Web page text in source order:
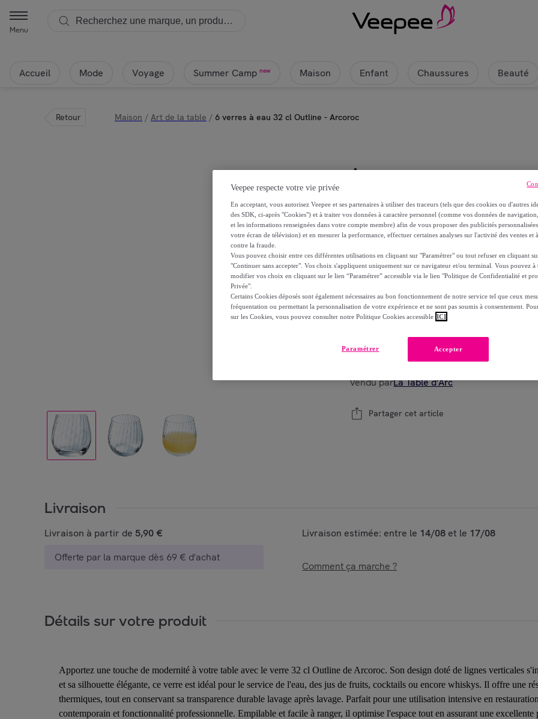
Menu
Accueil Mode Voyage Summer Camp new Maison Enfant Chaussures Beauté
Retour Maison / Art de la table / 6 verres à eau 32 cl Outline - Arcoroc
Arcoroc
6 verres à eau 32 cl Outline -
15,40 €
19,20 €
-19%
6 verres à eau 32 cl Outline -
1 Ajouter au panier
Vendu parLa Table d'Arc
Partager cet article
Livraison
Livraison à partir de 5,90 €
Offerte par la marque dès 69 € d'achat
Livraison estimée: entre le 14/08 et le 17/08
Comment ça marche ?
Détails sur votre produit
Apportez une touche de modernité à votre table avec le verre 32 cl Outline de Arcoroc. Son design doté de lignes verticales
et sa silhouette élégante, ce verre est idéal pour le service de l'eau, des jus de fruits, cocktails ou encore whiskys. Il offre une
thermiques, tout en conservant sa transparence durable lavage après lavage. Parfait pour une utilisation intensive en
contemporain et fonctionnalité professionnelle. Empilable et facile à ranger, il optimise l'espace tout en assurant une
Veepee respecte votre vie privée
En acceptant, vous autorisez Veepee et ses partenaires à utiliser des traceurs (tels que des cookies ou d'autres
des SDK, ci-après "Cookies") et à traiter vos données à caractère personnel (comme vos données de
et les informations renseignées dans votre compte membre) afin de vous proposer des publicités
votre écran de télévision) et en mesurer la performance, effectuer certaines analyses sur l'activité des ventes et
contre la fraude.
Vous pouvez choisir entre ces différentes utilisations en cliquant sur "Paramétrer" ou tout refuser en cliquant
"Continuer sans accepter". Vos choix s'appliquent uniquement sur ce navigateur et/ou terminal. Vous pouvez
modifier vos choix en cliquant sur le lien “Paramétrer” accessible via le lien "Politique de Confidentialité et
Privée".
Certains Cookies déposés sont également nécessaires au bon fonctionnement de notre service tel que ceux
fréquentation ou permettant la personnalisation de votre expérience et ne sont pas soumis à consentement.
sur les Cookies, vous pouvez consulter notre Politique Cookies accessible ICI
Accepter
Paramétrer